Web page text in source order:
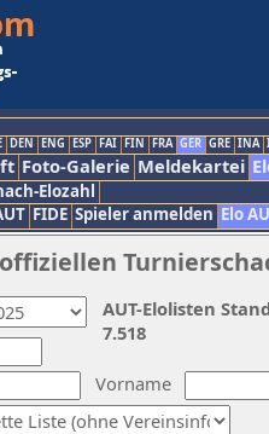
DEN ENG ESP FAI FIN FRA GER GRE INA
Foto-Galerie Meldekartei
Elozahl
FIDE Spieler anmelden Elo
Vorname
AUT-Elolisten
7.518